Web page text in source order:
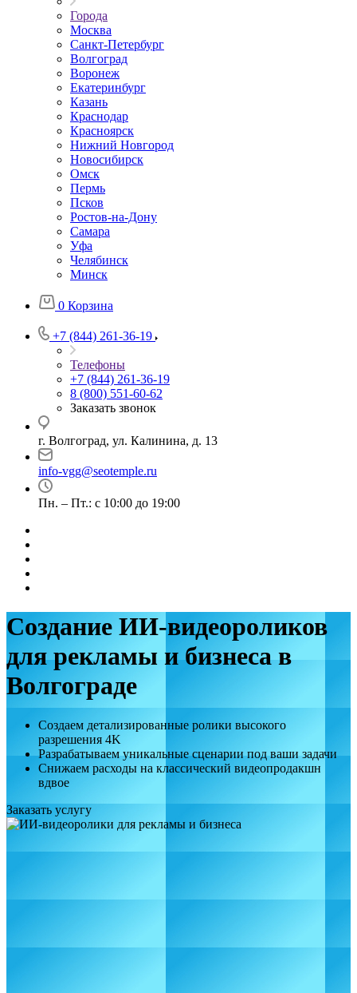
Города
Москва
Санкт-Петербург
Волгоград
Воронеж
Екатеринбург
Казань
Краснодар
Красноярск
Нижний Новгород
Новосибирск
Омск
Пермь
Псков
Ростов-на-Дону
Самара
Уфа
Челябинск
Минск
0 Корзина
+7 (844) 261-36-19
Телефоны
+7 (844) 261-36-19
8 (800) 551-60-62
Заказать звонок
г. Волгоград, ул. Калинина, д. 13
info-vgg@seotemple.ru
Пн. – Пт.: с 10:00 до 19:00
Создание ИИ-видеороликов
для рекламы и бизнеса в
Волгограде
Создаем детализированные ролики высокого
разрешения 4K
Разрабатываем уникальные сценарии под ваши задачи
Снижаем расходы на классический видеопродакшн
вдвое
Заказать услугу